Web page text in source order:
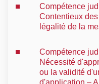
Compétence
Contentieux
légalité de la
Compétence
Nécessité
ou la validité
d'application –